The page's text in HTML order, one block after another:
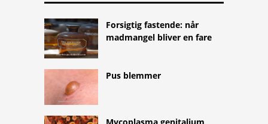
Forsigtig fastende: når
madmangel bliver en fare
Pus blemmer